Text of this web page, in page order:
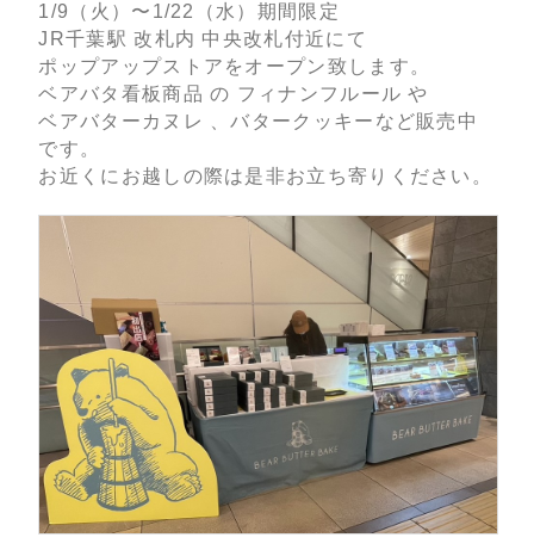
1/9（火）〜1/22（水）期間限定
JR千葉駅 改札内 中央改札付近にて
ポップアップストアをオープン致します。
ベアバタ看板商品 の フィナンフルール や
ベアバターカヌレ 、バタークッキーなど販売中
です。
お近くにお越しの際は是非お立ち寄りください。